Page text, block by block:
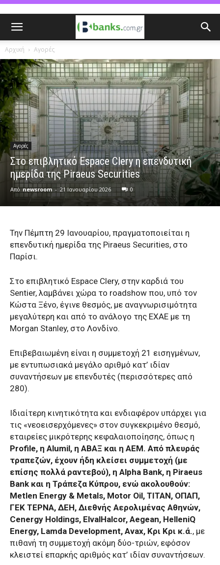
Αρχική Αγορές
Αγορές
Στο επιβλητικό Espace Clery η επενδυτική
ημερίδα της Piraeus Securities
Από newsroom - 21 Ιανουαρίου 2026 0
Την Πέμπτη 29 Ιανουαρίου, πραγματοποιείται η
επενδυτική ημερίδα της Piraeus Securities, στο
Παρίσι.
Στο επιβλητικό Espace Clery, στην καρδιά του
Sentier, λαμβάνει χώρα το roadshow που, υπό τον
Κώστα Ξένο, έγινε θεσμός, με αναγνωρισιμότητα
μεγαλύτερη και από το ανάλογο της ΕΧΑΕ με τη
Morgan Stanley, στο Λονδίνο.
Επιβεβαιωμένη είναι η συμμετοχή 21 εισηγμένων,
με εντυπωσιακά μεγάλο αριθμό κατ’ ιδίαν
συναντήσεων με επενδυτές (περισσότερες από
280).
Ιδιαίτερη κινητικότητα και ενδιαφέρον υπάρχει για
τις «νεοεισερχόμενες» στον συγκεκριμένο θεσμό,
εταιρείες μικρότερης κεφαλαιοποίησης, όπως η
Profile, η Alumil, η ΑΒΑΞ και η AΕΜ. Από πλευράς
τραπεζών, έχουν ήδη κλείσει συμμετοχή (με
επίσης πολλά ραντεβού), η Alpha Βank, η Piraeus
Bank και η Τράπεζα Κύπρου, ενώ ακολουθούν:
Metlen Energy & Metals, Motor Oil, ΤΙΤΑΝ, ΟΠΑΠ,
ΓΕΚ ΤΕΡΝΑ, ΔΕΗ, Διεθνής Αερολιμένας Αθηνών,
Cenergy Holdings, ΕlvalHalcor, Aegean, HelleniQ
Energy, Lamda Development, Avax, Κρι Κρι κ.ά., με
πιθανή τη συμμετοχή ακόμη δύο-τριών, εφόσον
κλειστεί επαρκής αριθμός κατ’ ιδίαν συναντήσεων.